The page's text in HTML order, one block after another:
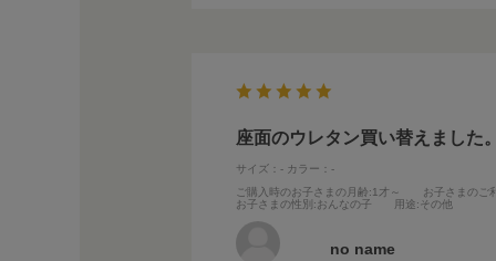
座面のウレタン買い替えました。
サイズ：- カラー：-
ご購入時のお子さまの月齢:1才～ お子さまのご
お子さまの性別 :おんなの子 用途:その他
no name